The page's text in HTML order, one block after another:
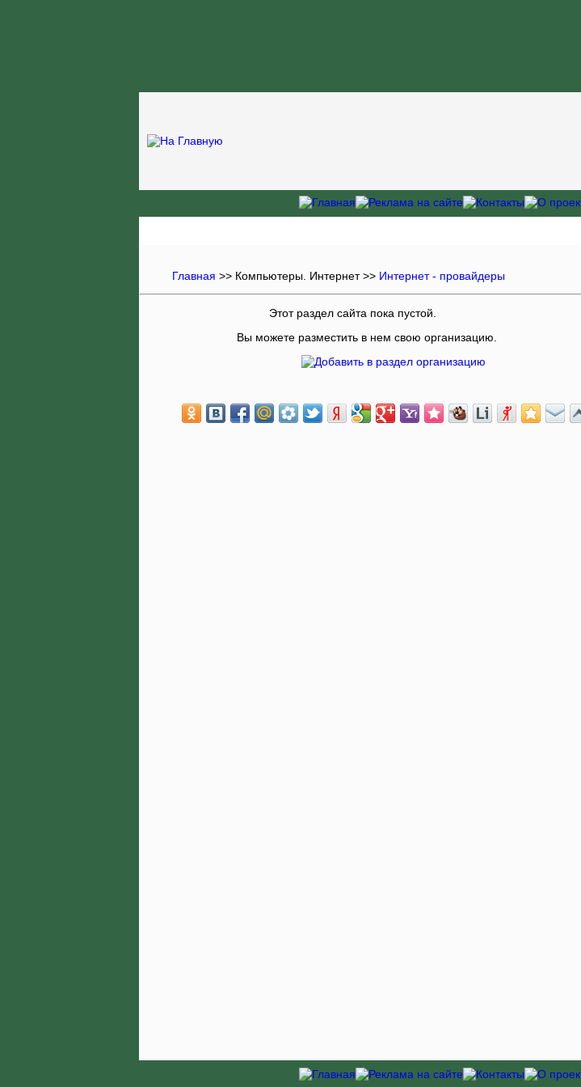
Главная >> Компьютеры. Интернет >> Интернет - провайдеры
Этот раздел сайта пока пустой.
Вы можете разместить в нем свою организацию